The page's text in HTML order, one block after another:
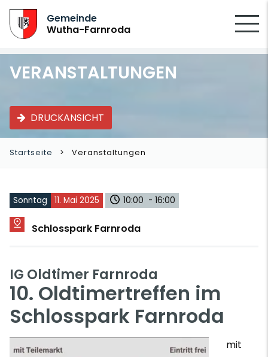
Gemeinde
Wutha-Farnroda
VERANSTALTUNGEN
DRUCKANSICHT
Startseite Veranstaltungen
Sonntag 11. Mai 2025 10:00 - 16:00
Schlosspark Farnroda
IG Oldtimer Farnroda
10. Oldtimertreffen im
Schlosspark Farnroda
mit